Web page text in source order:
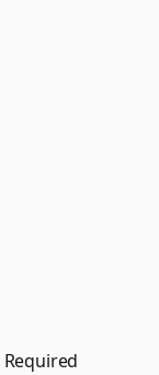
Required